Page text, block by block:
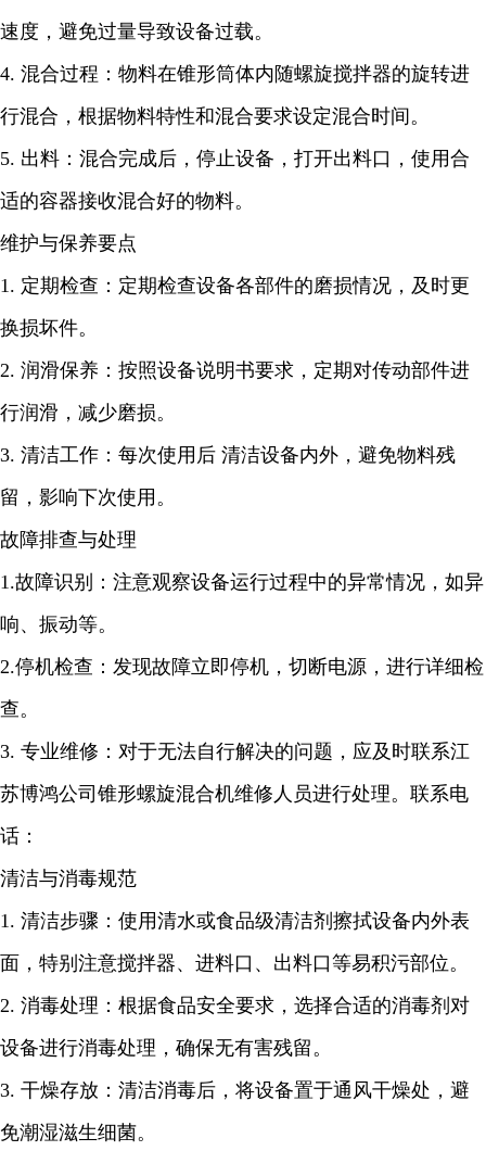
速度，避免过量导致设备过载。
4. 混合过程：物料在锥形筒体内随螺旋搅拌器的旋转进
行混合，根据物料特性和混合要求设定混合时间。
5. 出料：混合完成后，停止设备，打开出料口，使用合
适的容器接收混合好的物料。
维护与保养要点
1. 定期检查：定期检查设备各部件的磨损情况，及时更
换损坏件。
2. 润滑保养：按照设备说明书要求，定期对传动部件进
行润滑，减少磨损。
3. 清洁工作：每次使用后 清洁设备内外，避免物料残
留，影响下次使用。
故障排查与处理
1.故障识别：注意观察设备运行过程中的异常情况，如异
响、振动等。
2.停机检查：发现故障立即停机，切断电源，进行详细检
查。
3. 专业维修：对于无法自行解决的问题，应及时联系江
苏博鸿公司锥形螺旋混合机维修人员进行处理。联系电
话：
清洁与消毒规范
1. 清洁步骤：使用清水或食品级清洁剂擦拭设备内外表
面，特别注意搅拌器、进料口、出料口等易积污部位。
2. 消毒处理：根据食品安全要求，选择合适的消毒剂对
设备进行消毒处理，确保无有害残留。
3. 干燥存放：清洁消毒后，将设备置于通风干燥处，避
免潮湿滋生细菌。